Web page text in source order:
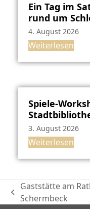
Ein Tag im
rund um
4. August 2026
Weiterlesen
Spiele-
3. August 2026
Weiterlesen
vorheriger
Gaststätte am
Schermbeck